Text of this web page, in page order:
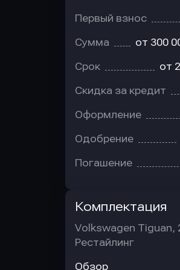
Первый взнос
Сумма от 300
Срок от
Скидка за кредит
Оформление
Одобрение
Погашение
Комплектация
Volkswagen Tiguan,
Рестайлинг
Обзор